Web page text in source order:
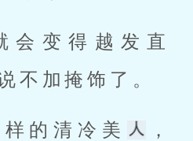
不加掩饰了。
的清冷美
，